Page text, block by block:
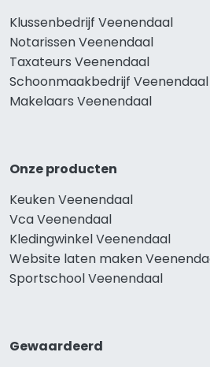
Klussenbedrijf Veenendaal
Notarissen Veenendaal
Taxateurs Veenendaal
Schoonmaakbedrijf Veenendaal
Makelaars Veenendaal
Onze producten
Keuken Veenendaal
Vca Veenendaal
Kledingwinkel Veenendaal
Website laten maken
Sportschool Veenendaal
Gewaardeerd